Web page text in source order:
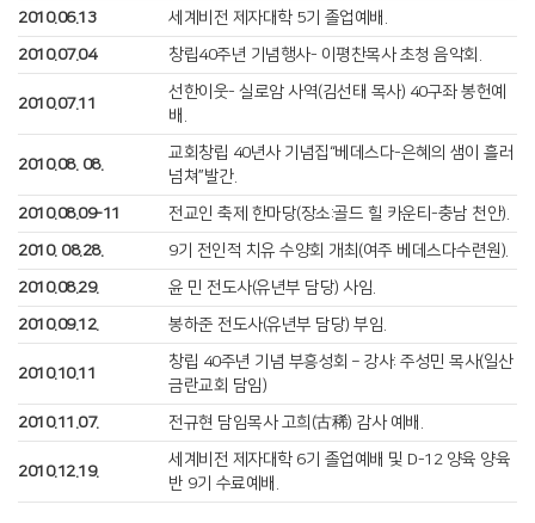
2010.06.13
세계비전 제자대학 5기 졸업예배.
2010.07.04
창립40주년 기념행사- 이평찬목사 초청 음악회.
2010.07.11
선한이웃- 실로암 사역(김선태 목사) 40구좌 봉헌예
배.
2010.08. 08.
교회창립 40년사 기념집“베데스다-은혜의 샘이 흘러
넘쳐”발간.
2010.08.09-11
전교인 축제 한마당(장소:골드 힐 카운티-충남 천안).
2010. 08.28.
9기 전인적 치유 수양회 개최(여주 베데스다수련원).
2010.08.29.
윤 민 전도사(유년부 담당) 사임.
2010.09.12.
봉하준 전도사(유년부 담당) 부임.
2010.10.11
창립 40주년 기념 부흥성회 – 강사: 주성민 목사(일산
금란교회 담임)
2010.11.07.
전규현 담임목사 고희(古稀) 감사 예배.
2010.12.19.
세계비전 제자대학 6기 졸업예배 및 D-12 양육 양육
반 9기 수료예배.